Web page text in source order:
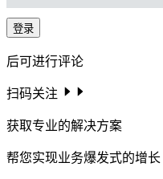
登录
后可进行评论
扫码关注
获取专业的解决方案
帮您实现业务爆发式的增长